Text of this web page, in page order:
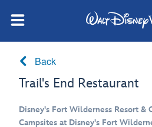
Back
Trail's End Restaurant
Disney's Fort Wilderness Resort &
Campsites at Disney's Fort